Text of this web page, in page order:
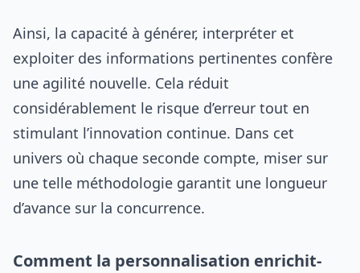
Ainsi, la capacité à générer, interpréter et
exploiter des informations pertinentes confère
une agilité nouvelle. Cela réduit
considérablement le risque d’erreur tout en
stimulant l’innovation continue. Dans cet
univers où chaque seconde compte, miser sur
une telle méthodologie garantit une longueur
d’avance sur la concurrence.
Comment la personnalisation enrichit-